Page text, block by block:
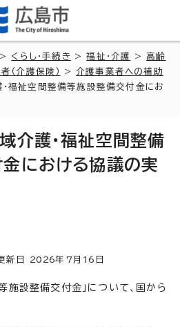
> くらし・手続き >福祉・介護 >高齢
（介護保険） > 介護事業者への補助
祉空間整備等施設整備交付金にお
護・福祉空間整備
における協議の実
日 2026年7月 16 日
施設整備交付金」について、国から